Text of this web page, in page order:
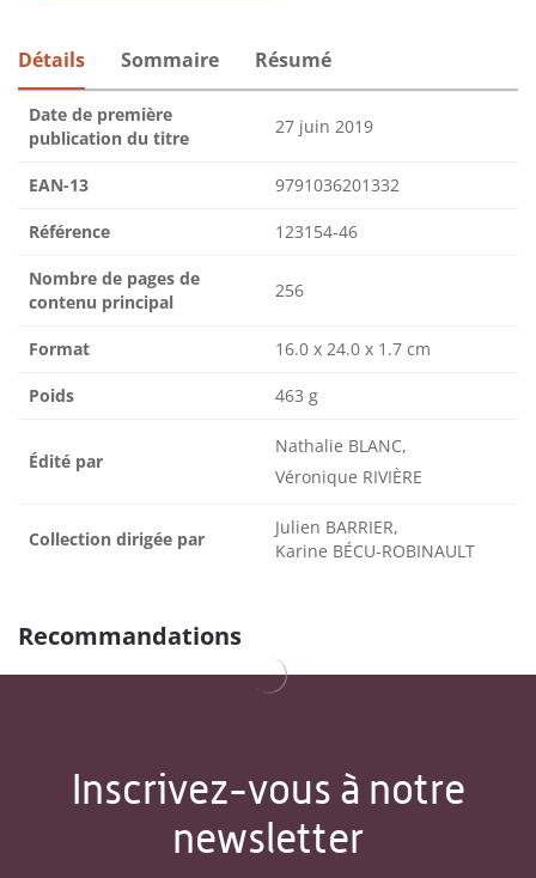
Détails Sommaire Résumé
Date de première
publication du titre
27 juin 2019
EAN-13 9791036201332
Référence 123154-46
Nombre de pages de
contenu principal
256
Format 16.0 x 24.0 x 1.7 cm
Poids 463 g
Édité par
Nathalie BLANC,
Véronique RIVIÈRE
Collection dirigée par
Julien BARRIER,
Karine BÉCU-ROBINAULT
Recommandations
Inscrivez-vous à notre
newsletter